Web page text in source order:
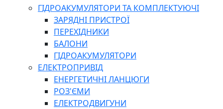
ГІДРОАКУМУЛЯТОРИ ТА КОМПЛЕКТУЮЧІ
ЗАРЯДНІ ПРИСТРОЇ
ПЕРЕХІДНИКИ
БАЛОНИ
ГІДРОАКУМУЛЯТОРИ
ЕЛЕКТРОПРИВІД
ЕНЕРГЕТИЧНІ ЛАНЦЮГИ
РОЗ'ЄМИ
ЕЛЕКТРОДВИГУНИ